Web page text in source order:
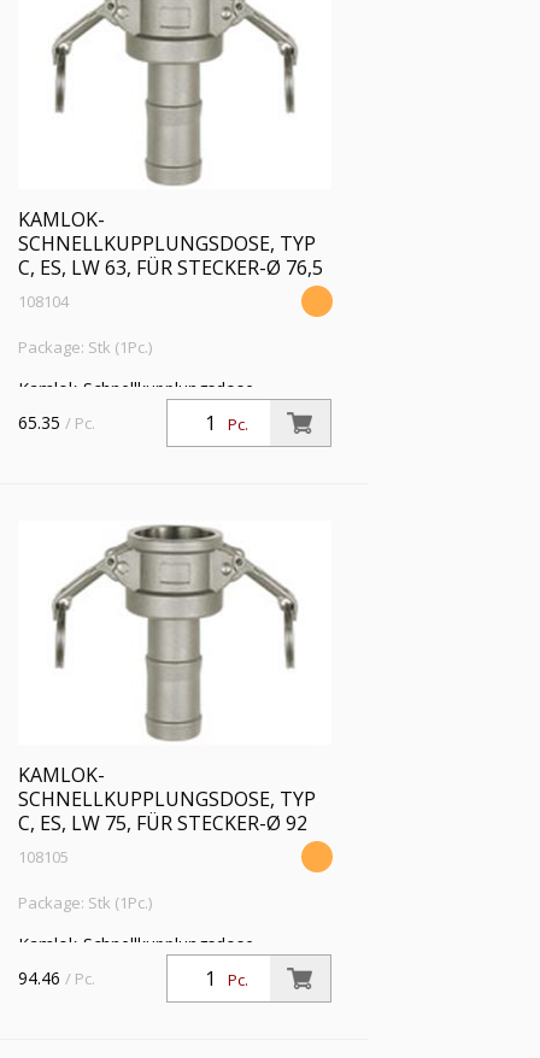
KAMLOK-
SCHNELLKUPPLUNGSDOSE, TYP
C, ES, LW 63, FÜR STECKER-Ø 76,5
108104
Package: Stk (1Pc.)
Kamlok-Schnellkupplungsdose,
Schlauchstutzen, Typ C, ES 1.4401, LW
63, für Stecker-Ø 76,5 mm, PN max. 16
Pc.
65.35 / Pc.
KAMLOK-
SCHNELLKUPPLUNGSDOSE, TYP
C, ES, LW 75, FÜR STECKER-Ø 92
108105
Package: Stk (1Pc.)
Kamlok-Schnellkupplungsdose,
Schlauchstutzen, Typ C, ES 1.4401, LW
75, für Stecker-Ø 92 mm, PN max. 16
Pc.
94.46 / Pc.